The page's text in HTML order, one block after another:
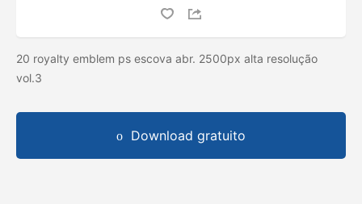
20 royalty emblem ps escova abr. 2500px alta resolução
vol.3
Download gratuito